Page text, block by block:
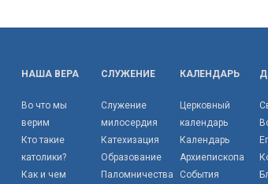
НАША ВЕРА
Во что мы
верим
Кто такие
католики?
Как и чем
СЛУЖЕНИЕ
Служение
милосердия
Катехизация
Образование
Паломничества
КАЛЕНДАРЬ
Церковный
календарь
Календарь
Архиепископа
События